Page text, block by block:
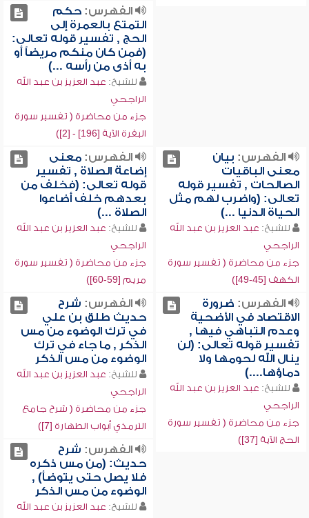
الفهرس:حكم
التمتع بالعمرة إلى
الحج , تفسير قوله تعالى:
(فمن كان منكم مريضاً أو
به أذى من رأسه ...)
للشيخ: عبد العزيز بن عبد الله
الراجحي
جزء من محاضرة ( تفسير سورة
البقرة الآية [196] - [2])
الفهرس: بيان
معنى الباقيات
الصالحات , تفسير قوله
تعالى: (واضرب لهم مثل
الحياة الدنيا ...)
للشيخ: عبد العزيز بن عبد الله
الراجحي
جزء من محاضرة ( تفسير سورة
الكهف [45-49])
الفهرس:معنى
إضاعة الصلاة , تفسير
قوله تعالى: (فخلف من
بعدهم خلف أضاعوا
الصلاة ...)
للشيخ: عبد العزيز بن عبد الله
الراجحي
جزء من محاضرة ( تفسير سورة
مريم [59-60])
الفهرس: ضرورة
الاقتصاد في الأضحية
وعدم التباهي فيها ,
تفسير قوله تعالى: (لن
ينال الله لحومها ولا
دماؤها....)
للشيخ: عبد العزيز بن عبد الله
الراجحي
جزء من محاضرة ( تفسير سورة
الحج الآية [37])
الفهرس: شرح
حديث طلق بن علي
في ترك الوضوء من مس
الذكر , ما جاء في ترك
الوضوء من مس الذكر
للشيخ: عبد العزيز بن عبد الله
الراجحي
جزء من محاضرة ( شرح جامع
الترمذي أبواب الطهارة [7])
الفهرس: شرح
حديث: (من مس ذكره
فلا يصل حتى يتوضأ) ,
الوضوء من مس الذكر
للشيخ: عبد العزيز بن عبد الله